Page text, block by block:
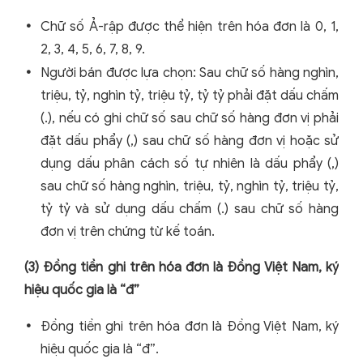
Chữ số Ả-rập được thể hiện trên hóa đơn là 0, 1,
2, 3, 4, 5, 6, 7, 8, 9.
Người bán được lựa chọn: Sau chữ số hàng nghìn,
triệu, tỷ, nghìn tỷ, triệu tỷ, tỷ tỷ phải đặt dấu chấm
(.), nếu có ghi chữ số sau chữ số hàng đơn vị phải
đặt dấu phẩy (,) sau chữ số hàng đơn vị hoặc sử
dụng dấu phân cách số tự nhiên là dấu phẩy (,)
sau chữ số hàng nghìn, triệu, tỷ, nghìn tỷ, triệu tỷ,
tỷ tỷ và sử dụng dấu chấm (.) sau chữ số hàng
đơn vị trên chứng từ kế toán.
(3) Đồng tiền ghi trên hóa đơn là Đồng Việt Nam, ký
hiệu quốc gia là “đ”
Đồng tiền ghi trên hóa đơn là Đồng Việt Nam, ký
hiệu quốc gia là “đ”.